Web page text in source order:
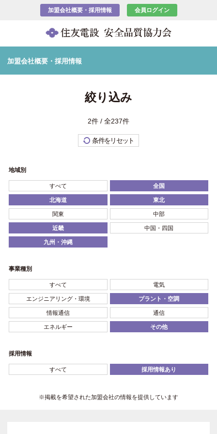
加盟会社概要・採用情報 会員ログイン
加盟会社概要・採用情報
絞り込み
2件 / 全237件
条件をリセット
地域別
すべて 全国
北海道 東北
関東 中部
近畿 中国・四国
九州・沖縄
事業種別
すべて 電気
エンジニアリング・環境 プラント・空調
情報通信 通信
エネルギー その他
採用情報
すべて 採用情報あり
※掲載を希望された加盟会社の情報を提供しています